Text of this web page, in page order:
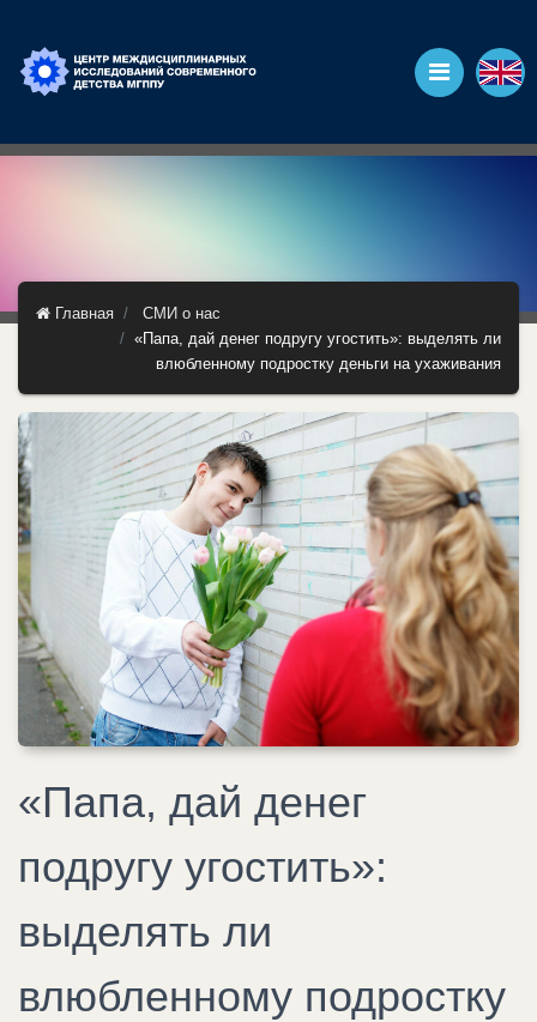
Главная
СМИ о нас
«Папа, дай денег подругу угостить»: выделять ли
влюбленному подростку деньги на ухаживания
«Папа, дай денег
подругу угостить»:
выделять ли
влюбленному подростку